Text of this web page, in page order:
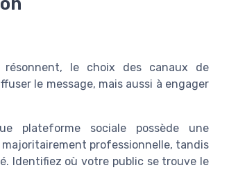
résonnent, le choix des canaux de
le message, mais aussi à engager
plateforme sociale possède une
professionnelle, tandis
Identifiez où votre public se trouve le